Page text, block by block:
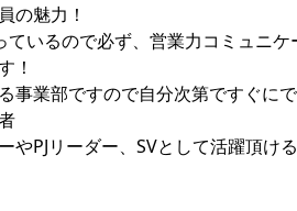
の魅力！
ているので必ず、営業力コミュニケ
！
事業部ですので自分次第ですぐに
やPJリーダー、SVとして活躍頂ける